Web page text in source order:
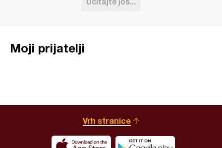
Moji prijatelji
Vrh stranice